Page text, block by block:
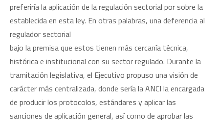
preferiría la aplicación de la regulación sectorial por sobre la
establecida en esta ley. En otras palabras, una deferencia al
regulador sectorial
bajo la premisa que estos tienen más cercanía técnica,
histórica e institucional con su sector regulado. Durante la
tramitación legislativa, el Ejecutivo propuso una visión de
carácter más centralizada, donde sería la ANCI la encargada
de producir los protocolos, estándares y aplicar las
sanciones de aplicación general, así como de aprobar las